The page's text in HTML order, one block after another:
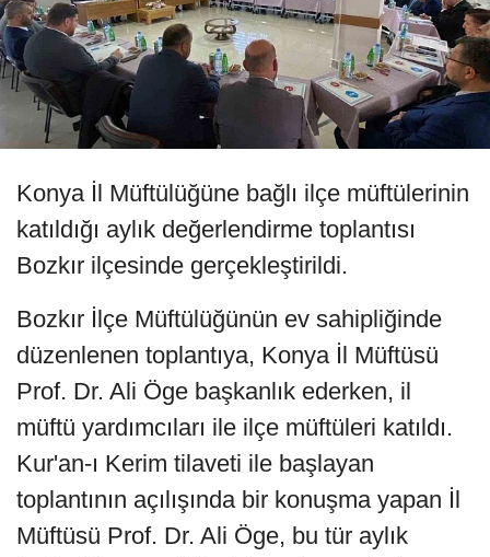
Konya İl Müftülüğüne bağlı ilçe müftülerinin
katıldığı aylık değerlendirme toplantısı
Bozkır ilçesinde gerçekleştirildi.
Bozkır İlçe Müftülüğünün ev sahipliğinde
düzenlenen toplantıya, Konya İl Müftüsü
Prof. Dr. Ali Öge başkanlık ederken, il
müftü yardımcıları ile ilçe müftüleri katıldı.
Kur'an-ı Kerim tilaveti ile başlayan
toplantının açılışında bir konuşma yapan İl
Müftüsü Prof. Dr. Ali Öge, bu tür aylık